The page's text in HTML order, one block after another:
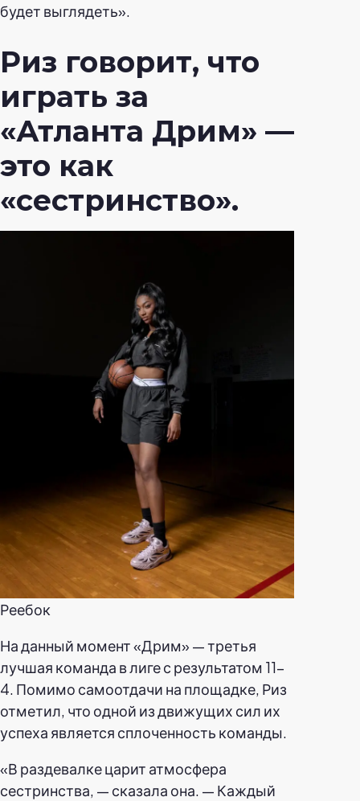
будет выглядеть».
Риз говорит, что
играть за
«Атланта Дрим» —
это как
«сестринство».
Реебок
На данный момент «Дрим» — третья
лучшая команда в лиге с результатом 11-
4. Помимо самоотдачи на площадке, Риз
отметил, что одной из движущих сил их
успеха является сплоченность команды.
«В раздевалке царит атмосфера
сестринства, — сказала она. — Каждый